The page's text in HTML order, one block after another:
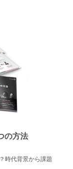
の方法
時代背景から課題